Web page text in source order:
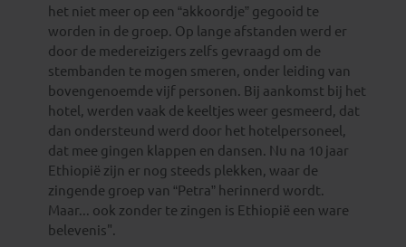
het niet meer op een “akkoordje” gegooid te
worden in de groep. Op lange afstanden werd er
door de medereizigers zelfs gevraagd om de
stembanden te mogen smeren, onder leiding van
bovengenoemde vijf personen. Bij aankomst bij het
hotel, werden vaak de keeltjes weer gesmeerd, dat
dan ondersteund werd door het hotelpersoneel,
dat mee gingen klappen en dansen. Nu na 10 jaar
Ethiopië zijn er nog steeds plekken, waar de
zingende groep van “Petra” herinnerd wordt.
Maar... ook zonder te zingen is Ethiopië een ware
belevenis".